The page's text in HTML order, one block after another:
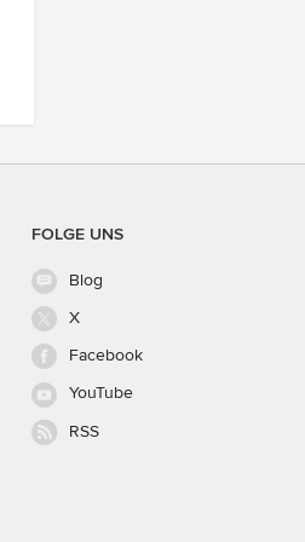
FOLGE UNS
Blog
X
Facebook
YouTube
RSS